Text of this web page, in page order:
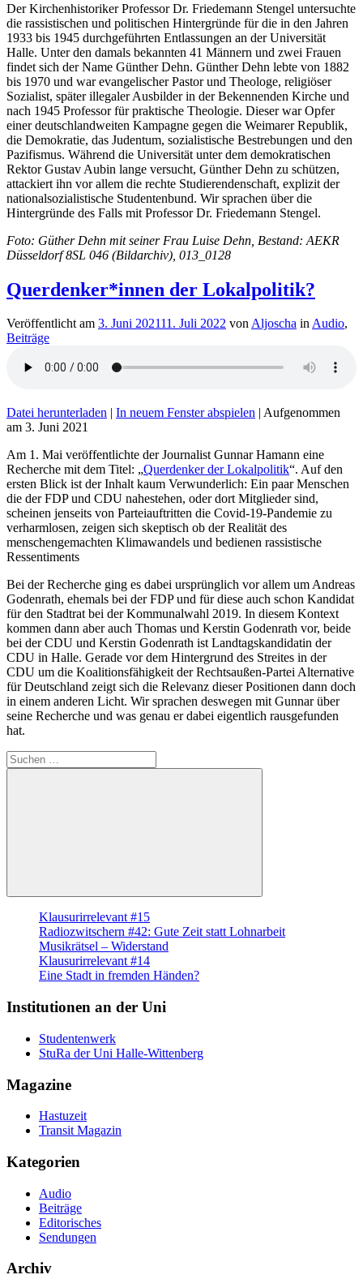
Der Kirchenhistoriker Professor Dr. Friedemann Stengel untersuchte
die rassistischen und politischen Hintergründe für die in den Jahren
1933 bis 1945 durchgeführten Entlassungen an der Universität
Halle. Unter den damals bekannten 41 Männern und zwei Frauen
findet sich der Name Günther Dehn. Günther Dehn lebte von 1882
bis 1970 und war evangelischer Pastor und Theologe, religiöser
Sozialist, später illegaler Ausbilder in der Bekennenden Kirche und
nach 1945 Professor für praktische Theologie. Dieser war Opfer
einer deutschlandweiten Kampagne gegen die Weimarer Republik,
die Demokratie, das Judentum, sozialistische Bestrebungen und den
Pazifismus. Während die Universität unter dem demokratischen
Rektor Gustav Aubin lange versucht, Günther Dehn zu schützen,
attackiert ihn vor allem die rechte Studierendenschaft, explizit der
nationalsozialistische Studentenbund. Wir sprachen über die
Hintergründe des Falls mit Professor Dr. Friedemann Stengel.
Foto: Güther Dehn mit seiner Frau Luise Dehn, Bestand: AEKR
Düsseldorf 8SL 046 (Bildarchiv), 013_0128
Querdenker*innen der Lokalpolitik?
Veröffentlicht am 3. Juni 202111. Juli 2022 vonAljoscha inAudio,
Beiträge
Datei herunterladen | In neuem Fenster abspielen | Aufgenommen
am 3. Juni 2021
Am 1. Mai veröffentlichte der Journalist Gunnar Hamann eine
Recherche mit dem Titel: „Querdenker der Lokalpolitik“. Auf den
ersten Blick ist der Inhalt kaum Verwunderlich: Ein paar Menschen
die der FDP und CDU nahestehen, oder dort Mitglieder sind,
scheinen jenseits von Parteiauftritten die Covid-19-Pandemie zu
verharmlosen, zeigen sich skeptisch ob der Realität des
menschengemachten Klimawandels und bedienen rassistische
Ressentiments
Bei der Recherche ging es dabei ursprünglich vor allem um Andreas
Godenrath, ehemals bei der FDP und für diese auch schon Kandidat
für den Stadtrat bei der Kommunalwahl 2019. In diesem Kontext
kommen dann aber auch Thomas und Kerstin Godenrath vor, beide
bei der CDU und Kerstin Godenrath ist Landtagskandidatin der
CDU in Halle. Gerade vor dem Hintergrund des Streites in der
CDU um die Koalitionsfähigkeit der Rechtsaußen-Partei Alternative
für Deutschland zeigt sich die Relevanz dieser Positionen dann doch
in einem anderen Licht. Wir sprachen deswegen mit Gunnar über
seine Recherche und was genau er dabei eigentlich rausgefunden
hat.
Suche
nach:
Suchen
Klausurirrelevant #15
Radiozwitschern #42: Gute Zeit statt Lohnarbeit
Musikrätsel – Widerstand
Klausurirrelevant #14
Eine Stadt in fremden Händen?
Institutionen an der Uni
Studentenwerk
StuRa der Uni Halle-Wittenberg
Magazine
Hastuzeit
Transit Magazin
Kategorien
Audio
Beiträge
Editorisches
Sendungen
Archiv